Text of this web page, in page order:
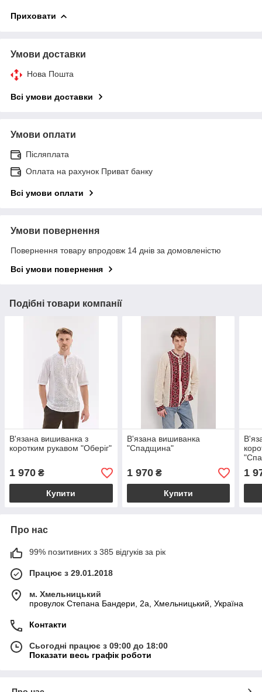
Приховати
Умови доставки
Нова Пошта
Всі умови доставки
Умови оплати
Післяплата
Оплата на рахунок Приват банку
Всі умови оплати
Умови повернення
Повернення товару впродовж 14 днів за домовленістю
Всі умови повернення
Подібні товари компанії
В'язана вишиванка з
коротким рукавом "Оберіг"
1 970 ₴
Купити
В'язана вишиванка
"Спадщина"
1 970₴
Купити
1
Про нас
99% позитивних з 385 відгуків за рік
Працює з 29.01.2018
м. Хмельницький
провулок Степана Бандери, 2a, Хмельницький, Україна
Контакти
Сьогодні працює з 09:00 до 18:00
Показати весь графік роботи